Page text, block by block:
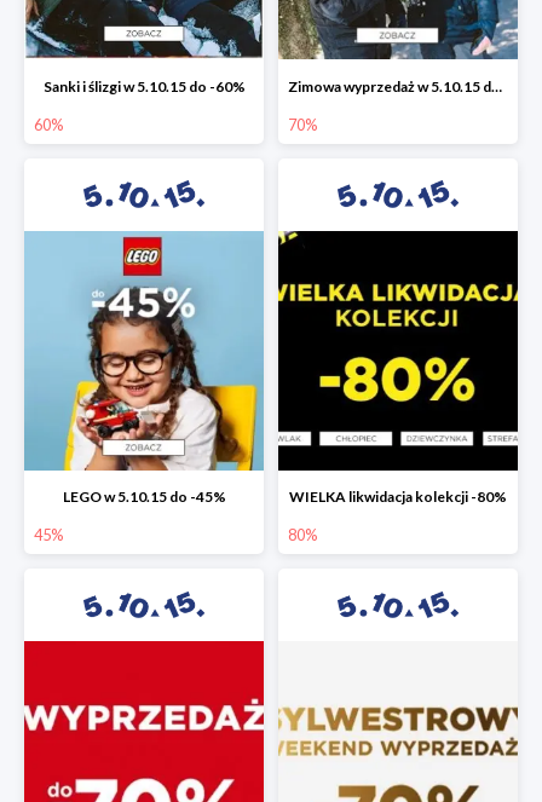
Sanki i ślizgi w 5.10.15 do -60%
60%
Zimowa wyprzedaż w 5.10.15 do -70%
70%
LEGO w 5.10.15 do -45%
45%
WIELKA likwidacja kolekcji -80%
80%